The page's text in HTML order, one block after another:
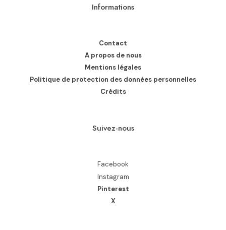
Informations
Contact
A propos de nous
Mentions légales
Politique de protection des données personnelles
Crédits
Suivez-nous
Facebook
Instagram
Pinterest
X